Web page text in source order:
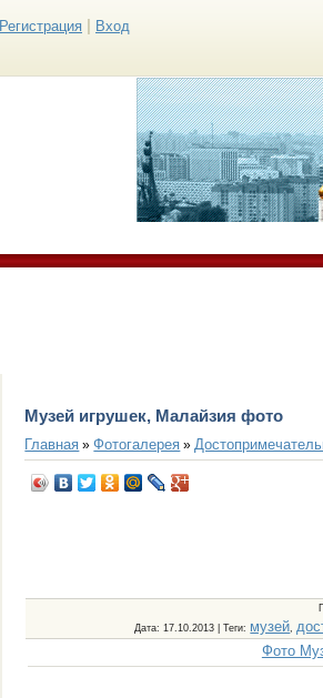
Регистрация Вход
Музей игрушек, Малайзия фото
Главная »Фотогалерея »
Дата: 17.10.2013 |Теги: музей
Фото